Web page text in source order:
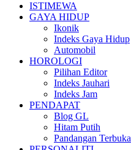
ISTIMEWA
GAYA HIDUP
Ikonik
Indeks Gaya Hidup
Automobil
HOROLOGI
Pilihan Editor
Indeks Jauhari
Indeks Jam
PENDAPAT
Blog GL
Hitam Putih
Pandangan Terbuka